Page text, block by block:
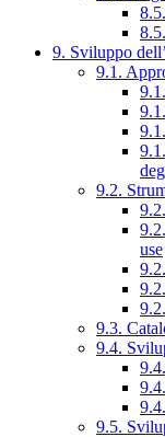
9. Sviluppo
9.1.
9.2.
use
9.3.
9.4.
9.5.